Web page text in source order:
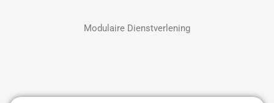
Modulaire Dienstverlening